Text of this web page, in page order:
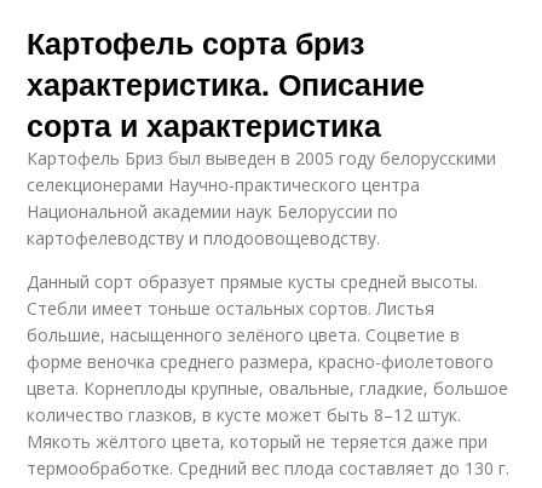
Картофель сорта бриз
характеристика. Описание
сорта и характеристика
Картофель Бриз был выведен в 2005 году белорусскими
селекционерами Научно-практического центра
Национальной академии наук Белоруссии по
картофелеводству и плодоовощеводству.
Данный сорт образует прямые кусты средней высоты.
Стебли имеет тоньше остальных сортов. Листья
большие, насыщенного зелёного цвета. Соцветие в
форме веночка среднего размера, красно-фиолетового
цвета. Корнеплоды крупные, овальные, гладкие, большое
количество глазков, в кусте может быть 8–12 штук.
Мякоть жёлтого цвета, который не теряется даже при
термообработке. Средний вес плода составляет до 130 г.